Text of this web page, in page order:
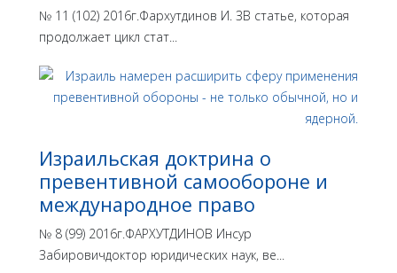
№ 11 (102) 2016г.Фархутдинов И. ЗВ статье, которая
продолжает цикл стат...
Израильская доктрина o
превентивной самообороне и
международное право
№ 8 (99) 2016г.ФАРХУТДИНОВ Инсур
Забировичдоктор юридических наук, ве...